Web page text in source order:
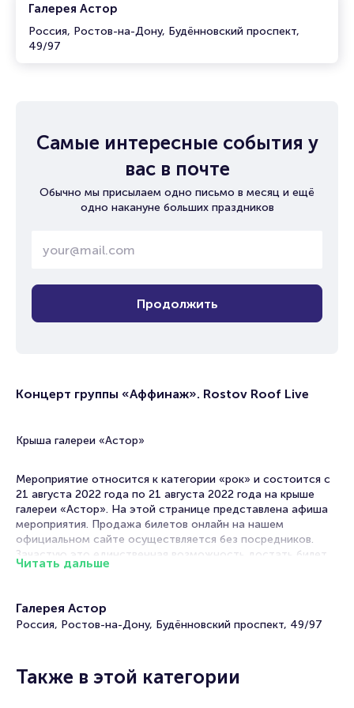
Галерея Астор
Россия, Ростов-на-Дону, Будённовский проспект,
49/97
Самые интересные события у
вас в почте
Обычно мы присылаем одно письмо в месяц и ещё
одно накануне больших праздников
Продолжить
Концерт группы «Аффинаж». Rostov Roof Live
Крыша галереи «Астор»
Мероприятие относится к категории «рок» и состоится с
21 августа 2022 года по 21 августа 2022 года на крыше
галереи «Астор». На этой странице представлена афиша
мероприятия. Продажа билетов онлайн на нашем
официальном сайте осуществляется без посредников.
Зачастую это единственная возможность достать билет
на рок концерт.
Музыка этого жанра отличается лиричностью, гитарными
партиями, выраженным звучанием ударных и вокалом рок-
Многие рок-хиты вошли в золотую коллекцию мировой
музыки. Музыканты продолжают радовать своих
Читать дальше
Галерея Астор
Россия, Ростов-на-Дону, Будённовский проспект, 49/97
Также в этой категории